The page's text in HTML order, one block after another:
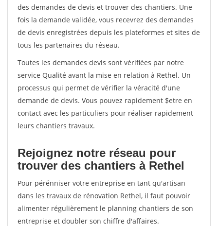
des demandes de devis et trouver des chantiers. Une
fois la demande validée, vous recevrez des demandes
de devis enregistrées depuis les plateformes et sites de
tous les partenaires du réseau.
Toutes les demandes devis sont vérifiées par notre
service Qualité avant la mise en relation à Rethel. Un
processus qui permet de vérifier la véracité d'une
demande de devis. Vous pouvez rapidement $etre en
contact avec les particuliers pour réaliser rapidement
leurs chantiers travaux.
Rejoignez notre réseau pour
trouver des chantiers à Rethel
Pour pérénniser votre entreprise en tant qu'artisan
dans les travaux de rénovation Rethel, il faut pouvoir
alimenter régulièrement le planning chantiers de son
entreprise et doubler son chiffre d'affaires.